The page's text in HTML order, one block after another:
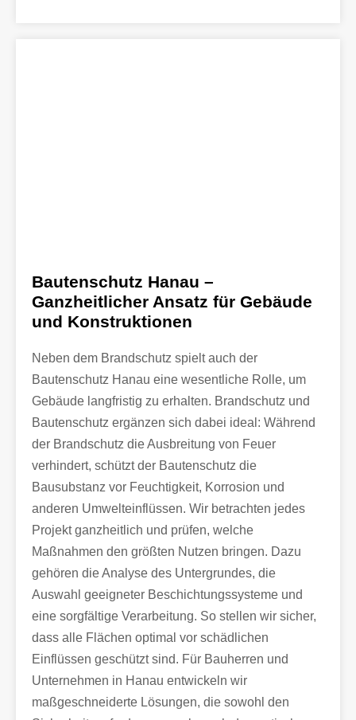
Bautenschutz Hanau –
Ganzheitlicher Ansatz für Gebäude
und Konstruktionen
Neben dem Brandschutz spielt auch der
Bautenschutz Hanau eine wesentliche Rolle, um
Gebäude langfristig zu erhalten. Brandschutz und
Bautenschutz ergänzen sich dabei ideal: Während
der Brandschutz die Ausbreitung von Feuer
verhindert, schützt der Bautenschutz die
Bausubstanz vor Feuchtigkeit, Korrosion und
anderen Umwelteinflüssen. Wir betrachten jedes
Projekt ganzheitlich und prüfen, welche
Maßnahmen den größten Nutzen bringen. Dazu
gehören die Analyse des Untergrundes, die
Auswahl geeigneter Beschichtungssysteme und
eine sorgfältige Verarbeitung. So stellen wir sicher,
dass alle Flächen optimal vor schädlichen
Einflüssen geschützt sind. Für Bauherren und
Unternehmen in Hanau entwickeln wir
maßgeschneiderte Lösungen, die sowohl den